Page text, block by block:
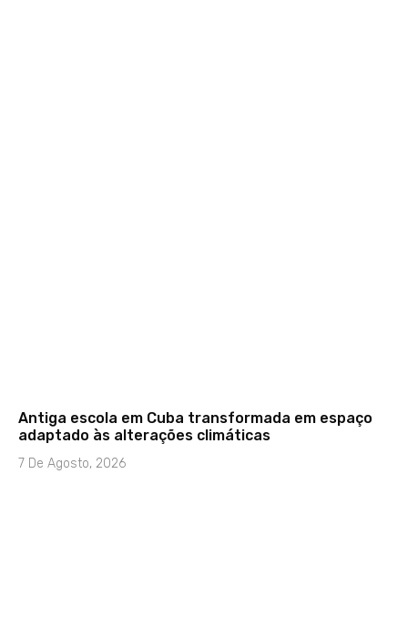
Antiga escola em Cuba transformada em espaço
adaptado às alterações climáticas
7 De Agosto, 2026